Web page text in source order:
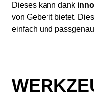
Dieses kann dank
von Geberit bietet.
einfach und